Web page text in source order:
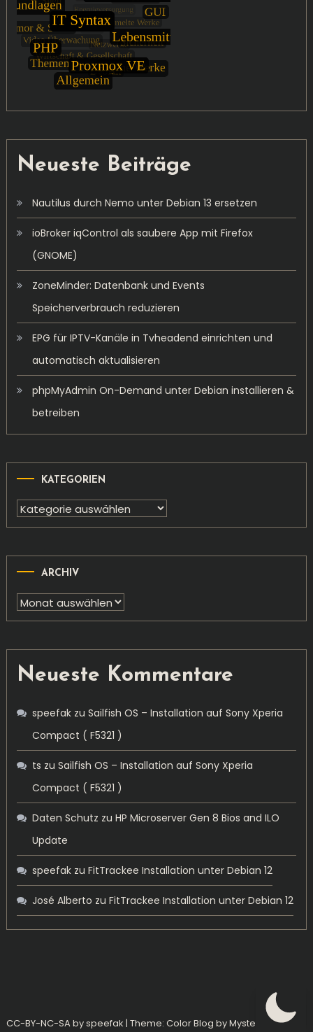
Neueste Beiträge
Nautilus durch Nemo unter Debian 13 ersetzen
ioBroker iqControl als saubere App mit Firefox
(GNOME)
ZoneMinder: Datenbank und Events
Speicherverbrauch reduzieren
EPG für IPTV-Kanäle in Tvheadend einrichten und
automatisch aktualisieren
phpMyAdmin On-Demand unter Debian installieren &
betreiben
KATEGORIEN
Kategorien
ARCHIV
Archiv
Neueste Kommentare
speefakzu Sailfish OS – Installation auf Sony Xperia
Compact ( F5321 )
ts zu Sailfish OS – Installation auf Sony Xperia
Compact ( F5321 )
Daten Schutz zu HP Microserver Gen 8 Bios and ILO
Update
speefakzu FitTrackee Installation unter Debian 12
José Alberto zu FitTrackee Installation unter Debian 12
CC-BY-NC-SA by speefak | Theme: Color Blog byMystery Themes